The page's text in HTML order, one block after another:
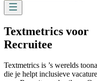
Textmetrics voor
Recruitee
Textmetrics is ’s werelds
die je helpt inclusieve